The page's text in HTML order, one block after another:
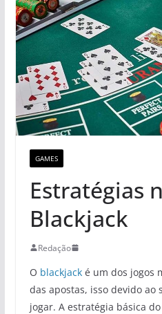
GAMES
Estratégias
Blackjack
Redação
O blackjacké um dos jogos
das apostas, isso devido
jogar. A estratégia básica